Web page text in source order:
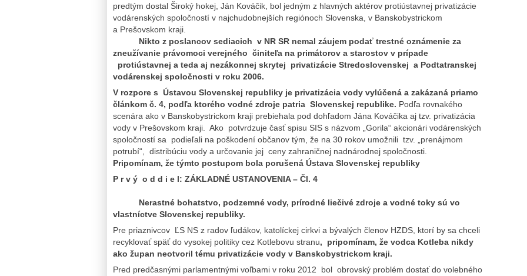
predtým dostal Široký hokej, Ján Kováčik, bol jedným z hlavných aktérov protiústavnej privatizácie
vodárenských spoločností v najchudobnejších regiónoch Slovenska, v Banskobystrickom
a Prešovskom kraji.
Nikto z poslancov sediacich v NR SR nemal záujem podať trestné oznámenie za
zneužívanie právomoci verejného činiteľa na primátorov a starostov v prípade
protiústavnej a teda aj nezákonnej skrytej privatizácie Stredoslovenskej a Podtatranskej
vodárenskej spoločnosti v roku 2006.
V rozpore s Ústavou Slovenskej republiky je privatizácia vody vylúčená a zakázaná priamo
článkom č. 4, podľa ktorého vodné zdroje patria Slovenskej republike. Podľa rovnakého
scenára ako v Banskobystrickom kraji prebiehala pod dohľadom Jána Kováčika aj tzv. privatizácia
vody v Prešovskom kraji. Ako potvrdzuje časť spisu SIS s názvom „Gorila“ akcionári vodárenských
spoločností sa podieľali na poškodení občanov tým, že na 30 rokov umožnili tzv. „prenájmom
potrubí“, distribúciu vody a určovanie jej ceny zahraničnej nadnárodnej spoločnosti.
Pripomínam, že týmto postupom bola porušená Ústava Slovenskej republiky
P r v ý o d d i e l: ZÁKLADNÉ USTANOVENIA – Čl. 4
Nerastné bohatstvo, podzemné vody, prírodné liečivé zdroje a vodné toky sú vo
vlastníctve Slovenskej republiky.
Pre priaznivcov ĽS NS z radov ľudákov, katolíckej cirkvi a bývalých členov HZDS, ktorí by sa chceli
recyklovať späť do vysokej politiky cez Kotlebovu stranu, pripomínam, že vodca Kotleba nikdy
ako župan neotvoril tému privatizácie vody v Banskobystrickom kraji.
Pred predčasnými parlamentnými voľbami v roku 2012 bol obrovský problém dostať do volebného